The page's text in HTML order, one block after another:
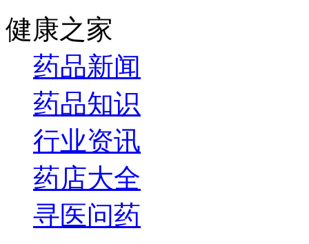
健康之家
药品新闻
药品知识
行业资讯
药店大全
寻医问药